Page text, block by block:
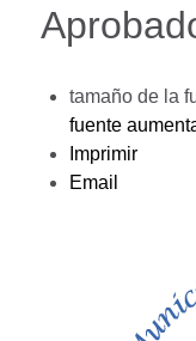
tamaño de la
fuente
Imprimir
Email